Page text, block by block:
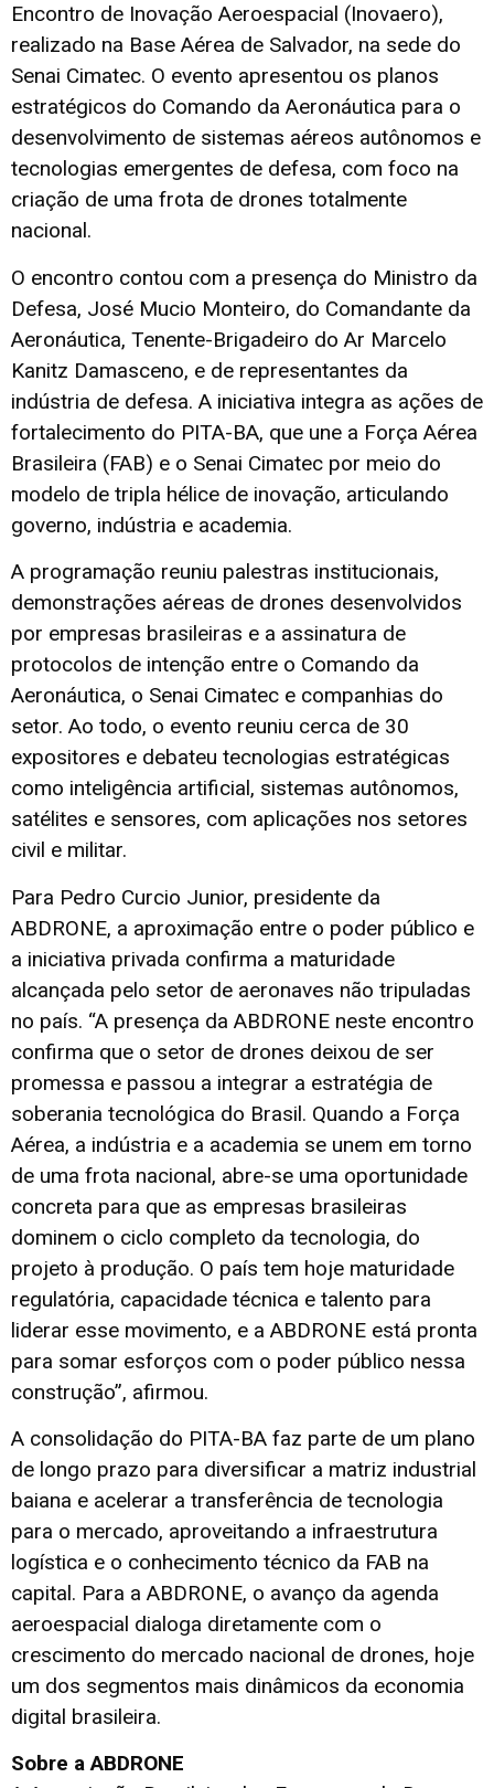
Encontro de Inovação Aeroespacial (Inovaero),
realizado na Base Aérea de Salvador, na sede do
Senai Cimatec. O evento apresentou os planos
estratégicos do Comando da Aeronáutica para o
desenvolvimento de sistemas aéreos autônomos e
tecnologias emergentes de defesa, com foco na
criação de uma frota de drones totalmente
nacional.
O encontro contou com a presença do Ministro da
Defesa, José Mucio Monteiro, do Comandante da
Aeronáutica, Tenente-Brigadeiro do Ar Marcelo
Kanitz Damasceno, e de representantes da
indústria de defesa. A iniciativa integra as ações de
fortalecimento do PITA-BA, que une a Força Aérea
Brasileira (FAB) e o Senai Cimatec por meio do
modelo de tripla hélice de inovação, articulando
governo, indústria e academia.
A programação reuniu palestras institucionais,
demonstrações aéreas de drones desenvolvidos
por empresas brasileiras e a assinatura de
protocolos de intenção entre o Comando da
Aeronáutica, o Senai Cimatec e companhias do
setor. Ao todo, o evento reuniu cerca de 30
expositores e debateu tecnologias estratégicas
como inteligência artificial, sistemas autônomos,
satélites e sensores, com aplicações nos setores
civil e militar.
Para Pedro Curcio Junior, presidente da
ABDRONE, a aproximação entre o poder público e
a iniciativa privada confirma a maturidade
alcançada pelo setor de aeronaves não tripuladas
no país. “A presença da ABDRONE neste encontro
confirma que o setor de drones deixou de ser
promessa e passou a integrar a estratégia de
soberania tecnológica do Brasil. Quando a Força
Aérea, a indústria e a academia se unem em torno
de uma frota nacional, abre-se uma oportunidade
concreta para que as empresas brasileiras
dominem o ciclo completo da tecnologia, do
projeto à produção. O país tem hoje maturidade
regulatória, capacidade técnica e talento para
liderar esse movimento, e a ABDRONE está pronta
para somar esforços com o poder público nessa
construção”, afirmou.
A consolidação do PITA-BA faz parte de um plano
de longo prazo para diversificar a matriz industrial
baiana e acelerar a transferência de tecnologia
para o mercado, aproveitando a infraestrutura
logística e o conhecimento técnico da FAB na
capital. Para a ABDRONE, o avanço da agenda
aeroespacial dialoga diretamente com o
crescimento do mercado nacional de drones, hoje
um dos segmentos mais dinâmicos da economia
digital brasileira.
Sobre a ABDRONE